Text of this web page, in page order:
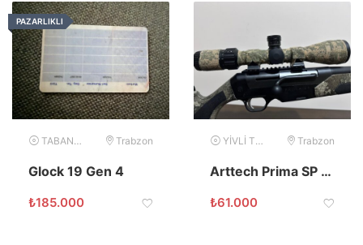
PAZARLIKLI
TABANCA Trabzon
Glock 19 Gen 4
₺185.000
YİVLİ TÜFEK Trabzon
Arttech Prima SP 30.06 Yivli Av Tüfeği
₺61.000